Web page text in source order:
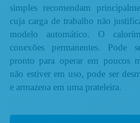
simples recomendam
cuja carga de trabalho não
modelo automático. O
conexões permanentes. Pode
pronto para operar em poucos
não estiver em uso, pode ser
e armazena em uma prateleira.